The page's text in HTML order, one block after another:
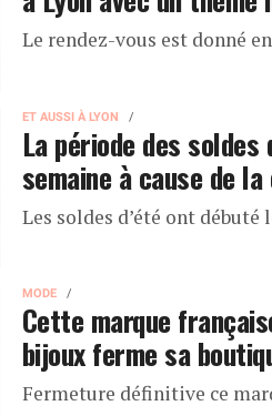
Le rendez-vous est donné
ET AUSSI À LYON
La période des soldes
semaine à cause de
Les soldes d’été ont
MODE
Cette marque
bijoux ferme sa
Fermeture définitive ce